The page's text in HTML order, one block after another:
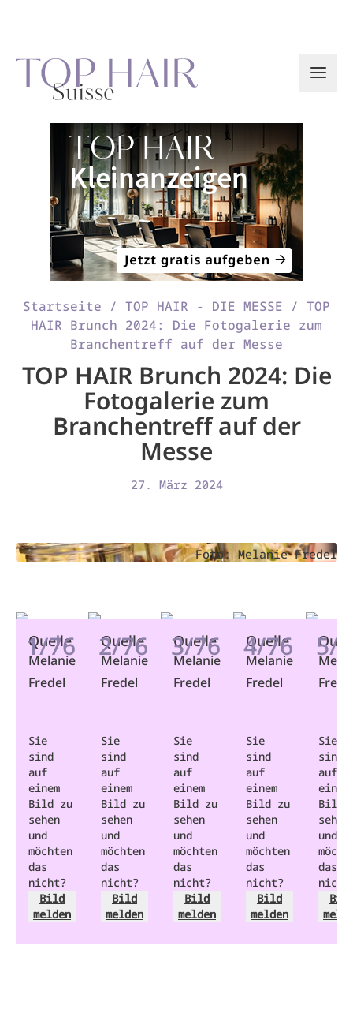
Startseite / TOP HAIR - DIE MESSE / TOP
HAIR Brunch 2024: Die Fotogalerie zum
Branchentreff auf der Messe
TOP HAIR Brunch 2024: Die
Fotogalerie zum
Branchentreff auf der
Messe
27. März 2024
Foto: Melanie Fredel
1/76
Quelle
Melanie
Fredel
Sie
sind
auf
einem
Bild zu
sehen
und
möchten
das
nicht?
Bild
melden
2/76
Quelle
Melanie
Fredel
Sie
sind
auf
einem
Bild zu
sehen
und
möchten
das
nicht?
Bild
melden
3/76
Quelle
Melanie
Fredel
Sie
sind
auf
einem
Bild zu
sehen
und
möchten
das
nicht?
Bild
melden
4/76
Quelle
Melanie
Fredel
Sie
sind
auf
einem
Bild zu
sehen
und
möchten
das
nicht?
Bild
melden
5/
Sie
sind
auf
einem
Bild
sehen
und
das